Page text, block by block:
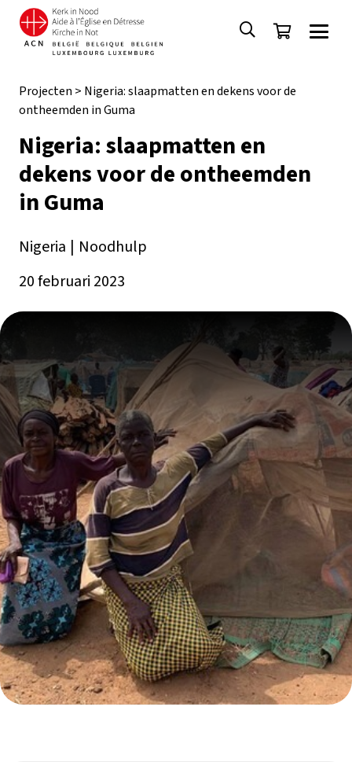
Projecten > Nigeria: slaapmatten en dekens voor de
ontheemden in Guma
Nigeria: slaapmatten en
dekens voor de ontheemden
in Guma
Nigeria | Noodhulp
20 februari 2023